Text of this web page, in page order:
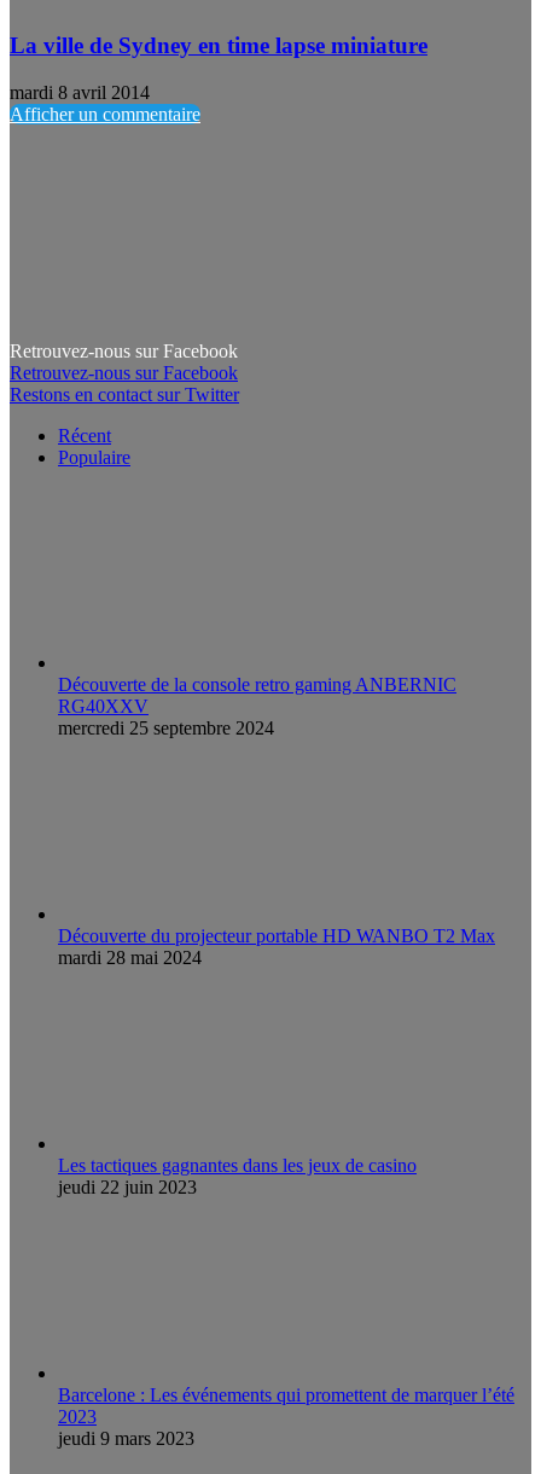
La ville de Sydney en time lapse miniature
mardi 8 avril 2014
Afficher un commentaire
Retrouvez-nous sur Facebook
Retrouvez-nous sur Facebook
Restons en contact sur Twitter
Récent
Populaire
Découverte de la console retro gaming ANBERNIC
RG40XXV
mercredi 25 septembre 2024
Découverte du projecteur portable HD WANBO T2 Max
mardi 28 mai 2024
Les tactiques gagnantes dans les jeux de casino
jeudi 22 juin 2023
Barcelone : Les événements qui promettent de marquer l’été
2023
jeudi 9 mars 2023